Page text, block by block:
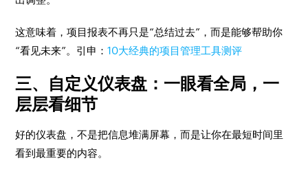
这意味着，项目报表不再只是“总结过去”，而是能够帮助你
“看见未来”。引申：10大经典的项目管理工具测评
三、自定义仪表盘：一眼看全局，一
层层看细节
好的仪表盘，不是把信息堆满屏幕，而是让你在最短时间里
看到最重要的内容。